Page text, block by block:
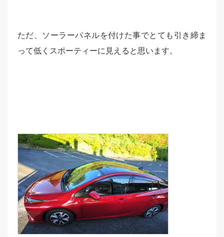
ただ、ソーラーパネルを付けた事でとても引き締ま
って低くスポーティーに見えると思います。